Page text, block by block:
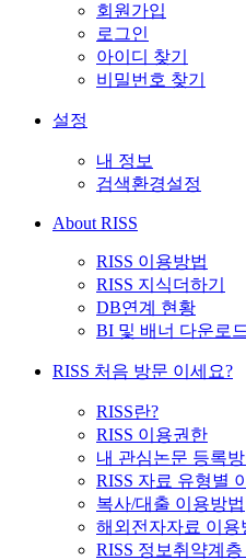
회원가입
로그인
아이디 찾기
비밀번호 찾기
설정
내 정보
검색환경설정
About RISS
RISS 이용방법
RISS 지식더하기
DB연계 현황
BI 및 배너 다운로드
RISS 처음 방문 이세요?
RISS란?
RISS 이용권한
내 관심논문 등록
RISS 자료 유형별
복사/대출 이용방법
해외전자자료 이용
RISS 정보취약계